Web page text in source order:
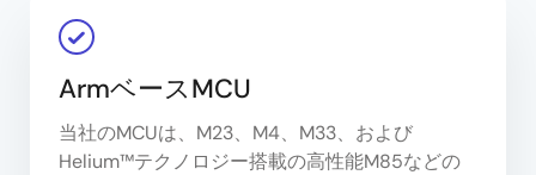
ArmベースMCU
当社のMCUは、M23、M4、M33、および
Helium™テクノロジー搭載の高性能M85などの